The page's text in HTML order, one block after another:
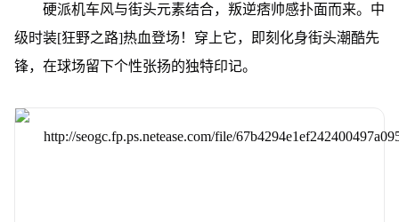
硬派机车风与街头元素结合，叛逆痞帅感扑面而来。中
级时装[狂野之路]热血登场！穿上它，即刻化身街头潮酷先
锋，在球场留下个性张扬的独特印记。